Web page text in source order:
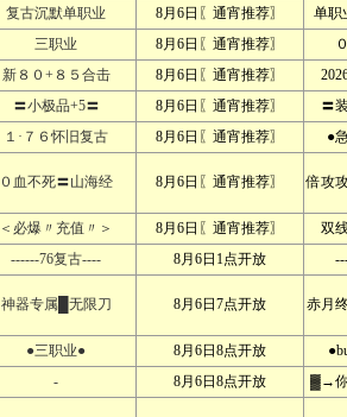
复古沉默单职业 8月6日〖通宵推荐〗
单职
三职业 8月6日〖通宵推荐〗
新８０+８５合击 8月6日〖通宵推荐〗
〓小极品+5〓 8月6日〖通宵推荐〗
〓
１·７６怀旧复古 8月6日〖通宵推荐〗 ●
０血不死〓山海经 8月6日〖通宵推荐〗 倍攻
＜必爆〃充值〃＞ 8月6日〖通宵推荐〗
双
------76复古---- 8月6日1点开放
神器专属█无限刀 8月6日7点开放 赤月
●三职业● 8月6日8点开放
- 8月6日8点开放 ▓→